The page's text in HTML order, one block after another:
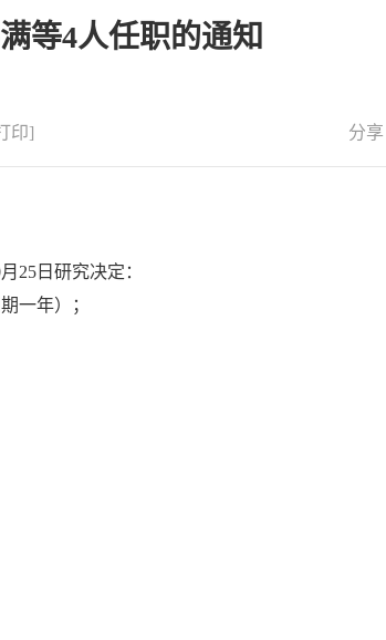
等4人任职的通知
印] 分享
25日研究决定：
一年）；